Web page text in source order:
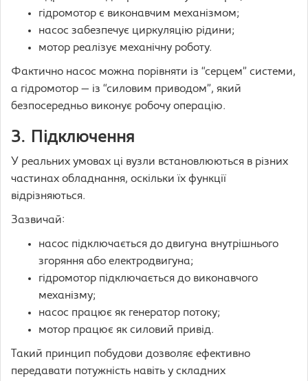
гідромотор є виконавчим механізмом;
насос забезпечує циркуляцію рідини;
мотор реалізує механічну роботу.
Фактично насос можна порівняти із “серцем” системи,
а гідромотор — із “силовим приводом”, який
безпосередньо виконує робочу операцію.
3. Підключення
У реальних умовах ці вузли встановлюються в різних
частинах обладнання, оскільки їх функції
відрізняються.
Зазвичай:
насос підключається до двигуна внутрішнього
згоряння або електродвигуна;
гідромотор підключається до виконавчого
механізму;
насос працює як генератор потоку;
мотор працює як силовий привід.
Такий принцип побудови дозволяє ефективно
передавати потужність навіть у складних